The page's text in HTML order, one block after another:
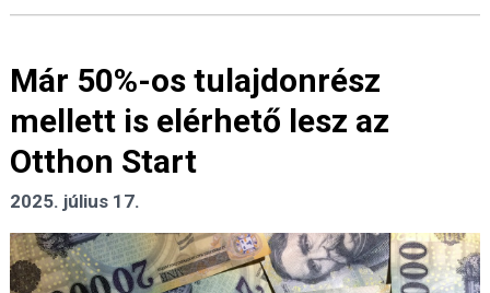
Már 50%-os tulajdonrész
mellett is elérhető lesz az
Otthon Start
2025. július 17.